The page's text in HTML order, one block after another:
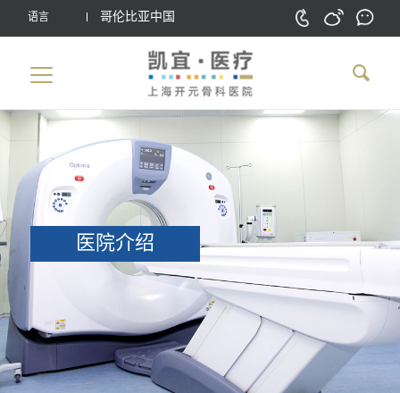
语言 哥伦比亚中国
医院介绍